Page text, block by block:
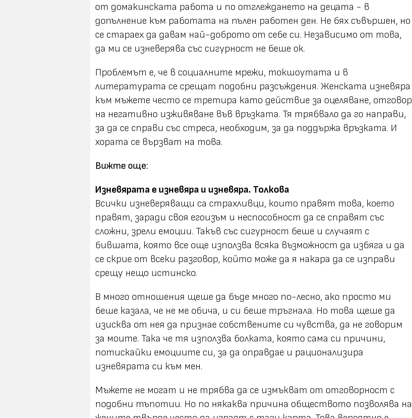
от домакинската работа и по отглеждането на децата - в
допълнение към работата на пълен работен ден. Не бях съвършен, но
се стараех да давам най-доброто от себе си. Независимо от това,
да ми се изневерява със сигурност не беше ок.
Проблемът е, че в социалните мрежи, токшоутата и в
литературата се срещат подобни разсъждения. Женската изневяра
към мъжете често се третира като действие за оцеляване, отговор
на негативно изживяване във връзката. Тя трябвало да го направи,
за да се справи със стреса, необходим, за да поддържа връзката. И
хората се вързват на това.
Вижте още:
Изневярата е изневяра и изневяра. Толкова
Всички изневеряващи са страхливци, които правят това, което
правят, заради своя егоизъм и неспособност да се справят със
сложни, зрели емоции. Такъв със сигурност беше и случаят с
бившата, която все още използва всяка възможност да избяга и да
се скрие от всеки разговор, който може да я накара да се изправи
срещу нещо истинско.
В много отношения щеше да бъде много по-лесно, ако просто ми
беше казала, че не ме обича, и си беше тръгнала. Но това щеше да
изисква от нея да признае собствените си чувства, да не говорим
за моите. Така че тя използва болката, която сама си причини,
потискайки емоциите си, за да оправдае и рационализира
изневярата си към мен.
Мъжете не могат и не трябва да се измъкват от отговорност с
подобни тъпотии. Но по някаква причина обществото позволява на